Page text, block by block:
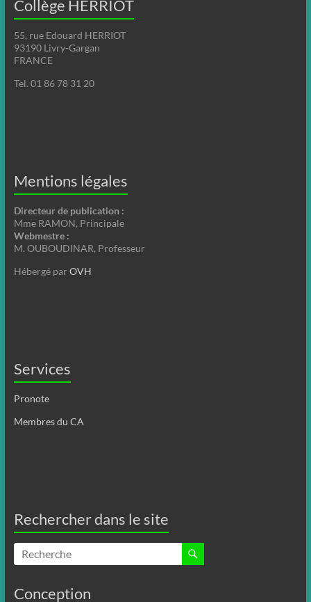
Collège HERRIOT
55, rue Edouard HERRIOT
93190 Livry-Gargan
FRANCE
Tel. 01 86 78 31 20
Mentions légales
Directeur de publication :
Mme RAMON, Principale
Webmestre :
M. OUBOUDINAR, Professeur
Hébergé par OVH
Services
Pronote
Membres du CA
Rechercher dans le site
Conception